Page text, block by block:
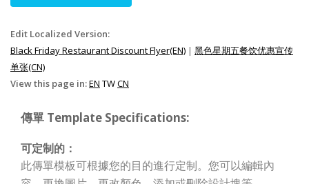
Edit Localized Version:
Black Friday Restaurant Discount Flyer(EN) | 黑色星期五餐饮优惠宣传
单张(CN)
View this page in:EN TWCN
傳單 Template Specifications:
可定制的：
此傳單模板可根據您的目的進行定制。您可以編輯內